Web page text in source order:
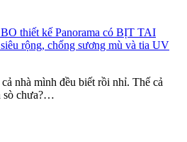
nhà mình đều biết rồi nhỉ. Thế cả
sò chưa?…